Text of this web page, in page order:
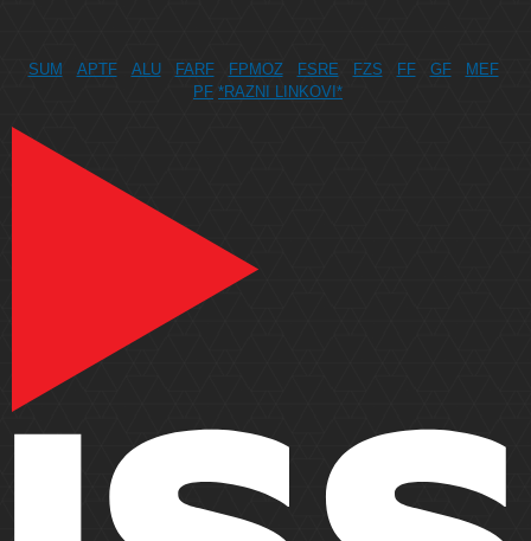
SUM APTF ALU FARF FPMOZ FSRE FZS FF GF
MEF
PF *RAZNI LINKOVI*